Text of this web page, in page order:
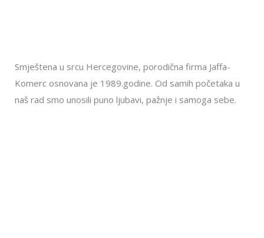
Smještena u srcu Hercegovine, porodična firma Jaffa-
Komerc osnovana je 1989.godine. Od samih početaka u
naš rad smo unosili puno ljubavi, pažnje i samoga sebe.